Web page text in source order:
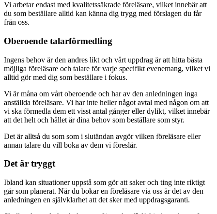
Vi arbetar endast med kvalitetssäkrade föreläsare, vilket innebär att
du som beställare alltid kan känna dig trygg med förslagen du får
från oss.
Oberoende talarförmedling
Ingens behov är den andres likt och vårt uppdrag är att hitta bästa
möjliga föreläsare och talare för varje specifikt evenemang, vilket vi
alltid gör med dig som beställare i fokus.
Vi är måna om vårt oberoende och har av den anledningen inga
anställda föreläsare. Vi har inte heller något avtal med någon om att
vi ska förmedla dem ett visst antal gånger eller dylikt, vilket innebär
att det helt och hållet är dina behov som beställare som styr.
Det är alltså du som som i slutändan avgör vilken föreläsare eller
annan talare du vill boka av dem vi föreslår.
Det är tryggt
Ibland kan situationer uppstå som gör att saker och ting inte riktigt
går som planerat. När du bokar en föreläsare via oss är det av den
anledningen en självklarhet att det sker med uppdragsgaranti.